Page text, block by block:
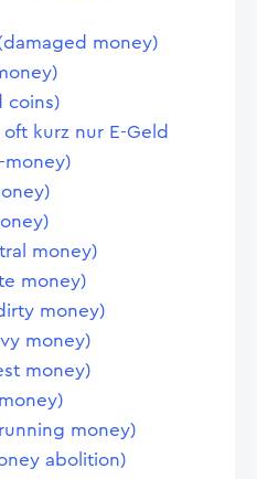
money)
coins)
kurz nur E-Geld
money)
money)
money)
money)
money)
money)
money)
abolition)